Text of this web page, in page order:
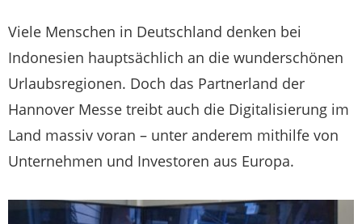
Viele Menschen in Deutschland denken bei
Indonesien hauptsächlich an die wunderschönen
Urlaubsregionen. Doch das Partnerland der
Hannover Messe treibt auch die Digitalisierung im
Land massiv voran – unter anderem mithilfe von
Unternehmen und Investoren aus Europa.